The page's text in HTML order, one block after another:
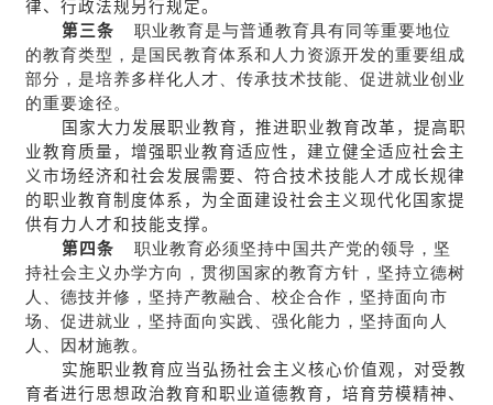
律、行政法规另行规定。
第三条 职业教育是与普通教育具有同等重要地位
的教育类型，是国民教育体系和人力资源开发的重要组成
部分，是培养多样化人才、传承技术技能、促进就业创业
的重要途径。
国家大力发展职业教育，推进职业教育改革，提高职
业教育质量，增强职业教育适应性，建立健全适应社会主
义市场经济和社会发展需要、符合技术技能人才成长规律
的职业教育制度体系，为全面建设社会主义现代化国家提
供有力人才和技能支撑。
第四条 职业教育必须坚持中国共产党的领导，坚
持社会主义办学方向，贯彻国家的教育方针，坚持立德树
人、德技并修，坚持产教融合、校企合作，坚持面向市
场、促进就业，坚持面向实践、强化能力，坚持面向人
人、因材施教。
实施职业教育应当弘扬社会主义核心价值观，对受教
育者进行思想政治教育和职业道德教育，培育劳模精神、